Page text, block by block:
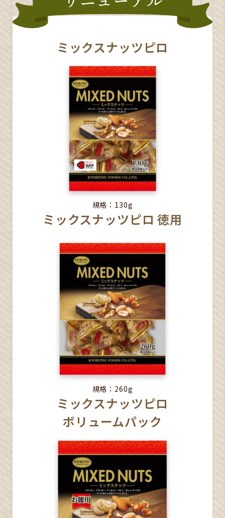
ミックスナッツピロ
規格：130g
ミックスナッツピロ 徳用
規格：260g
ミックスナッツピロ
ボリュームパック